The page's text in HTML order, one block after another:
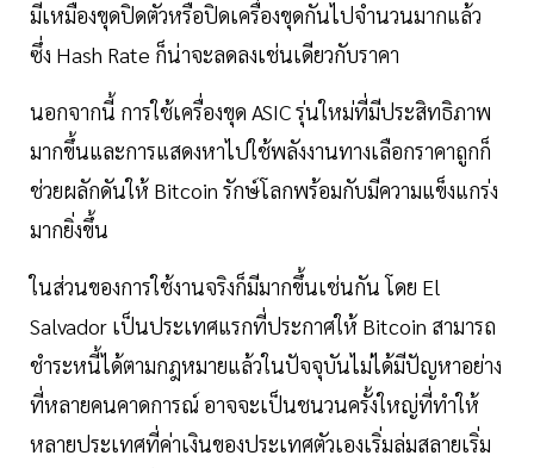
มีเหมืองขุดปิดตัวหรือปิดเครื่องขุดกันไปจำนวนมากแล้ว
ซึ่ง Hash Rate ก็น่าจะลดลงเช่นเดียวกับราคา
นอกจากนี้ การใช้เครื่องขุด ASIC รุ่นใหม่ที่มีประสิทธิภาพ
มากขึ้นและการแสดงหาไปใช้พลังงานทางเลือกราคาถูกก็
ช่วยผลักดันให้ Bitcoin รักษ์โลกพร้อมกับมีความแข็งแกร่ง
มากยิ่งขึ้น
ในส่วนของการใช้งานจริงก็มีมากขึ้นเช่นกัน โดย El
Salvador เป็นประเทศแรกที่ประกาศให้ Bitcoin สามารถ
ชำระหนี้ได้ตามกฎหมายแล้วในปัจจุบันไม่ได้มีปัญหาอย่าง
ที่หลายคนคาดการณ์ อาจจะเป็นชนวนครั้งใหญ่ที่ทำให้
หลายประเทศที่ค่าเงินของประเทศตัวเองเริ่มล่มสลายเริ่ม